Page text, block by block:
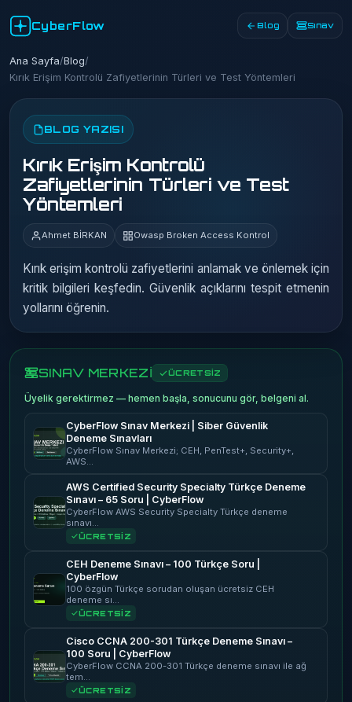
CyberFlow Blog Sınav
Ana Sayfa/Blog/
Kırık Erişim Kontrolü Zafiyetlerinin Türleri ve Test Yöntemleri
BLOG YAZISI
Kırık Erişim Kontrolü
Zafiyetlerinin Türleri ve Test
Yöntemleri
Ahmet BİRKAN Owasp Broken Access Kontrol
Kırık erişim kontrolü zafiyetlerini anlamak ve önlemek için
kritik bilgileri keşfedin. Güvenlik açıklarını tespit etmenin
yollarını öğrenin.
SINAV MERKEZİ ÜCRETSİZ
Üyelik gerektirmez — hemen başla, sonucunu gör, belgeni al.
CyberFlow Sınav Merkezi | Siber Güvenlik
Deneme Sınavları
CyberFlow Sınav Merkezi; CEH, PenTest+, Security+,
AWS…
AWS Certified Security Specialty Türkçe Deneme
Sınavı – 65 Soru | CyberFlow
CyberFlow AWS Security Specialty Türkçe deneme
sınavı…
ÜCRETSİZ
CEH Deneme Sınavı – 100 Türkçe Soru |
CyberFlow
100 özgün Türkçe sorudan oluşan ücretsiz CEH
deneme sı…
ÜCRETSİZ
Cisco CCNA 200-301 Türkçe Deneme Sınavı –
100 Soru | CyberFlow
CyberFlow CCNA 200-301 Türkçe deneme sınavı ile ağ
tem…
ÜCRETSİZ